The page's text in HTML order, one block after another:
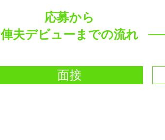
​応募から
俥夫デビューまでの流れ
面接